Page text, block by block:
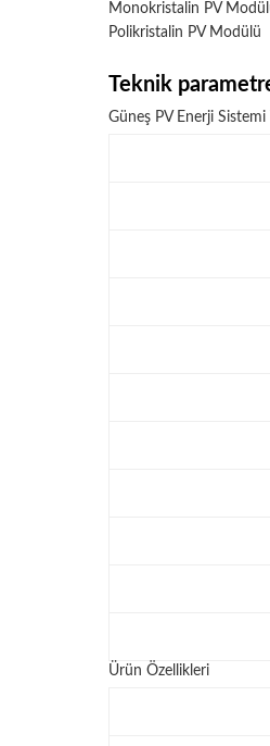
Monokristalin PV
Polikristalin PV Modülü
Teknik
Güneş PV Enerji Sistemi
Ürün Özellikleri